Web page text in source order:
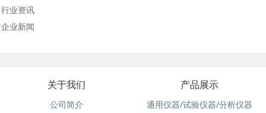
行业资讯
企业新闻
关于我们
公司简介
产品展示
通用仪器/试验仪器/分析仪器